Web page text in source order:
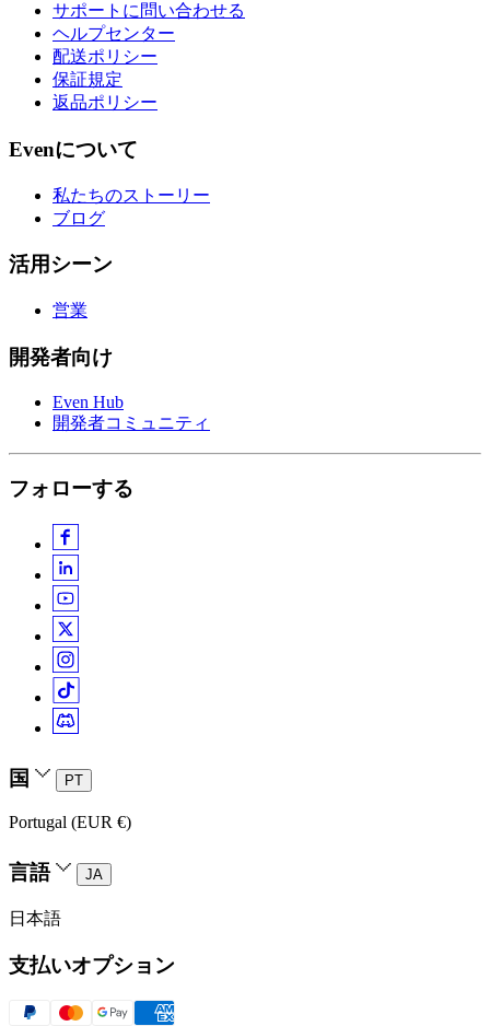
サポートに問い合わせる
ヘルプセンター
配送ポリシー
保証規定
返品ポリシー
Evenについて
私たちのストーリー
ブログ
活用シーン
営業
開発者向け
Even Hub
開発者コミュニティ
フォローする
国 PT
Portugal (EUR €)
言語 JA
日本語
支払いオプション